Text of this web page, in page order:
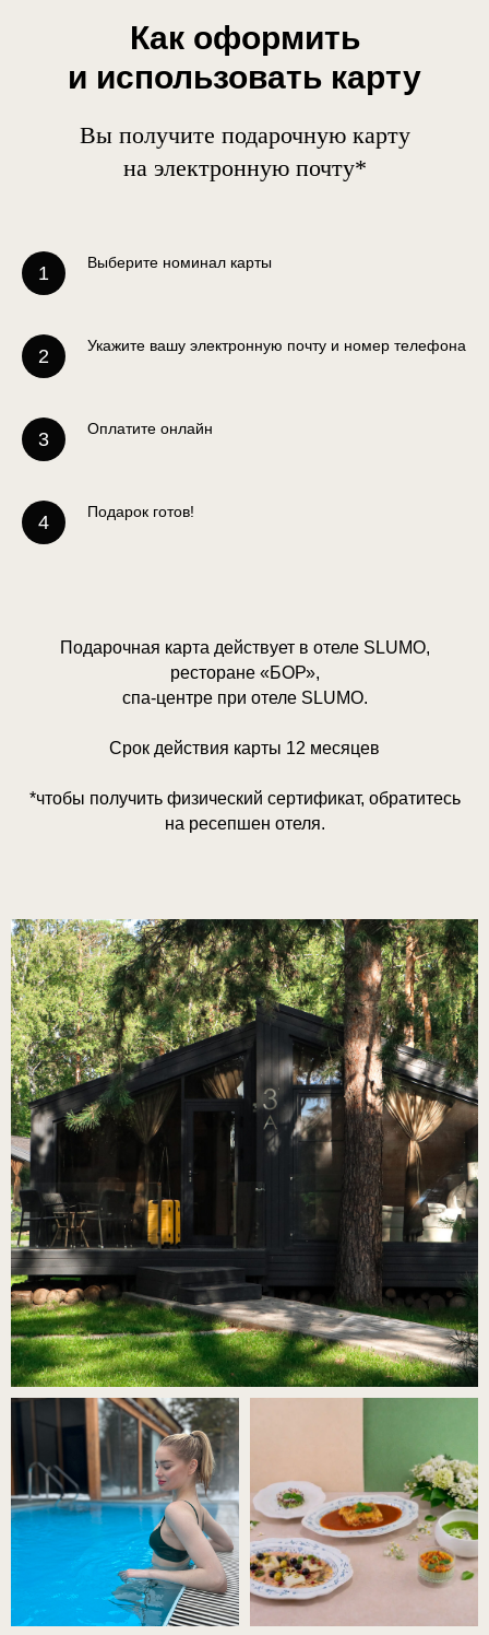
Как оформить
и использовать карту
Вы получите подарочную карту
на электронную почту*
Выберите номинал карты
Укажите вашу электронную почту и номер телефона
Оплатите онлайн
Подарок готов!
Подарочная карта действует в отеле SLUMO,
ресторане «БОР»,
спа-центре при отеле SLUMO.
Срок действия карты 12 месяцев
*чтобы получить физический сертификат, обратитесь
на ресепшен отеля.